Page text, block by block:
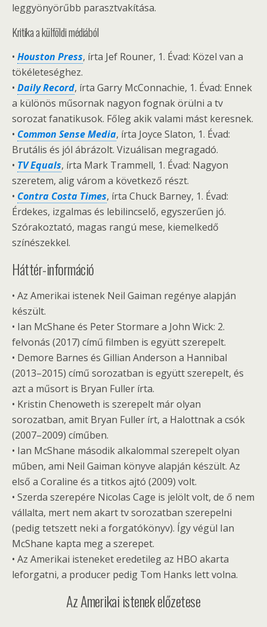
leggyönyörűbb parasztvakítása.
Kritika a külföldi médiából
• Houston Press, írta Jef Rouner, 1. Évad: Közel van a
tökéleteséghez.
• Daily Record, írta Garry McConnachie, 1. Évad: Ennek
a különös műsornak nagyon fognak örülni a tv
sorozat fanatikusok. Főleg akik valami mást keresnek.
• Common Sense Media, írta Joyce Slaton, 1. Évad:
Brutális és jól ábrázolt. Vizuálisan megragadó.
• TV Equals, írta Mark Trammell, 1. Évad: Nagyon
szeretem, alig várom a következő részt.
• Contra Costa Times, írta Chuck Barney, 1. Évad:
Érdekes, izgalmas és lebilincselő, egyszerűen jó.
Szórakoztató, magas rangú mese, kiemelkedő
színészekkel.
Háttér-információ
• Az Amerikai istenek Neil Gaiman regénye alapján
készült.
• Ian McShane és Peter Stormare a John Wick: 2.
felvonás (2017) című filmben is együtt szerepelt.
• Demore Barnes és Gillian Anderson a Hannibal
(2013–2015) című sorozatban is együtt szerepelt, és
azt a műsort is Bryan Fuller írta.
• Kristin Chenoweth is szerepelt már olyan
sorozatban, amit Bryan Fuller írt, a Halottnak a csók
(2007–2009) címűben.
• Ian McShane második alkalommal szerepelt olyan
műben, ami Neil Gaiman könyve alapján készült. Az
első a Coraline és a titkos ajtó (2009) volt.
• Szerda szerepére Nicolas Cage is jelölt volt, de ő nem
vállalta, mert nem akart tv sorozatban szerepelni
(pedig tetszett neki a forgatókönyv). Így végül Ian
McShane kapta meg a szerepet.
• Az Amerikai isteneket eredetileg az HBO akarta
leforgatni, a producer pedig Tom Hanks lett volna.
Az Amerikai istenek előzetese